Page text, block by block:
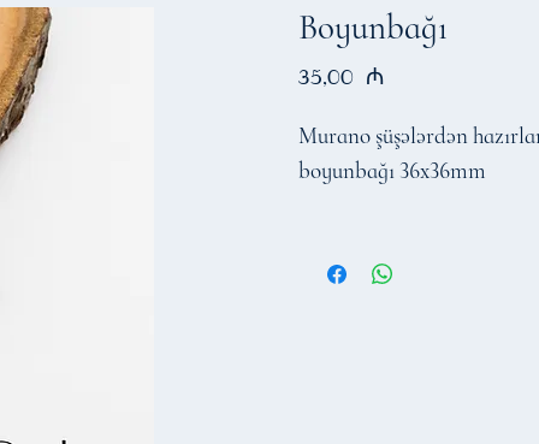
Boyunbağı
35,00 ₼Price
Murano şüşələrdən
boyunbağı 36x36mm